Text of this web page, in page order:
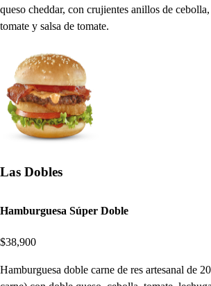
queso cheddar, con crujientes anillos de
tomate y salsa de tomate.
Las Dobles
Hamburguesa Súper Doble
$38,900
Hamburguesa doble carne de res artesanal de